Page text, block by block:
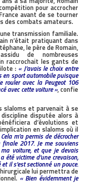
pour accrocher
avant de se tourner
des combats amateurs.
transmission familiale.
n’était pratiquant dans
le père de Romain,
de nombreuses
raccrochait les gants de
: « J’avais le choix entre
en sport automobile puisque
rouler avec la Peugeot 106
avec cette voiture », confie
slaloms et parvenait à se
disputée alors à
d’évolutions et
en slaloms où il
m’a permis de décrocher
2017. Je me souviens
voiture, et que je devais
victime d’une crevaison,
il s’est sectionné un pouce.
lui permettra de
« Bien évidemment je